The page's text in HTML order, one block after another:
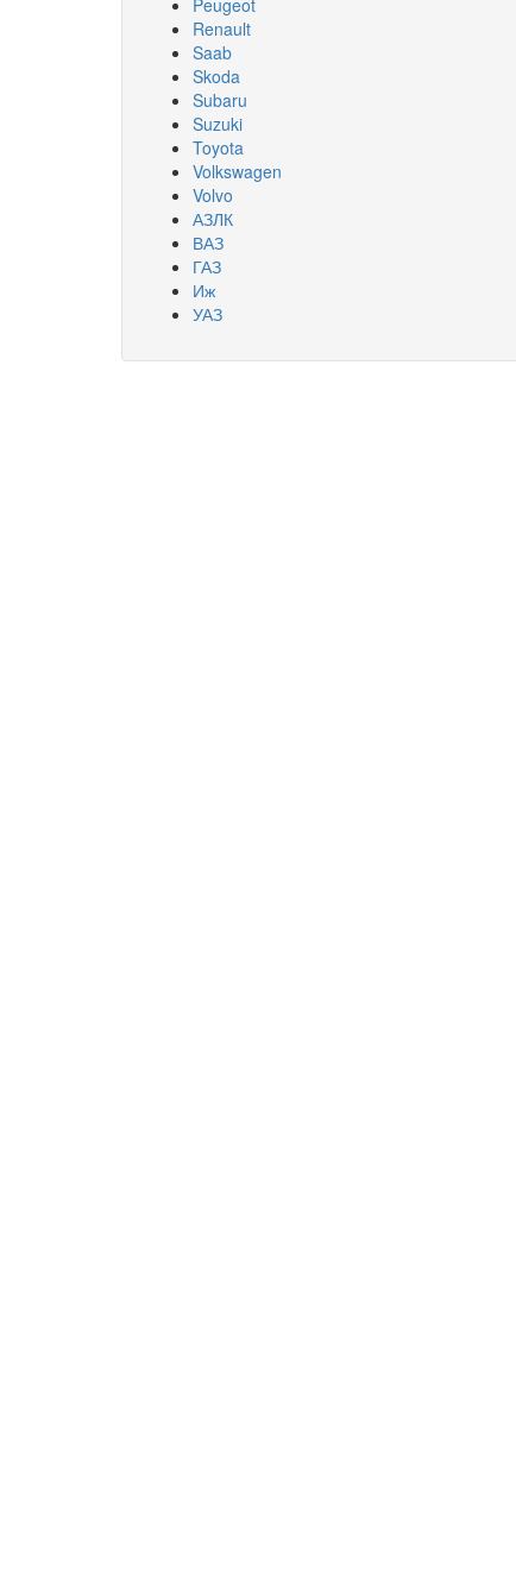
Renault
Saab
Skoda
Subaru
Suzuki
Toyota
Volkswagen
Volvo
АЗЛК
ВАЗ
ГАЗ
Иж
УАЗ